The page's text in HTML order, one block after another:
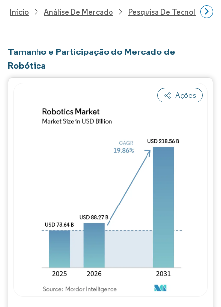
Início Análise De Mercado Pesquisa De Tecnologia,
Tamanho e Participação do Mercado de
Robótica
Ações
Imagem © Mordor Intelligence. O reuso